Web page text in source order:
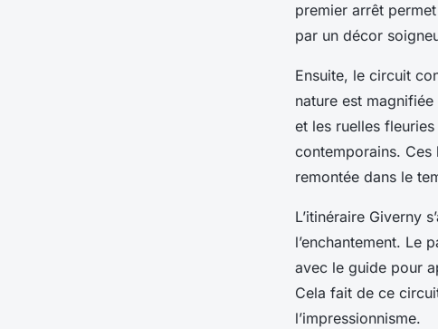
premier arrêt permet
par un décor
Ensuite, le circuit
nature est
et les ruelles
contemporains.
remontée dans le
L’itinéraire Giverny
l’enchantement. Le
avec le guide pour
Cela fait de ce
l’impressionnisme.